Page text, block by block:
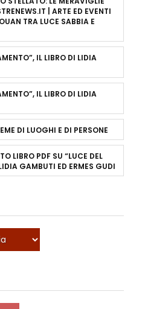
| ARTE ED EVENTI
TRA LUCE SABBIA E
IL LIBRO DI LIDIA
IL LIBRO DI LIDIA
DI LUOGHI E DI PERSONE
LIBRO PDF SU “LUCE DEL
GAMBUTI ED ERMES GUDI